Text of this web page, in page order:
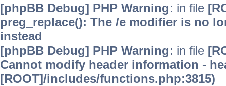
[phpBB Debug] PHP Warning: in file
preg_replace(): The /e modifier is no
instead
[phpBB Debug] PHP Warning: in file
Cannot modify header information -
[ROOT]/includes/functions.php:3815)